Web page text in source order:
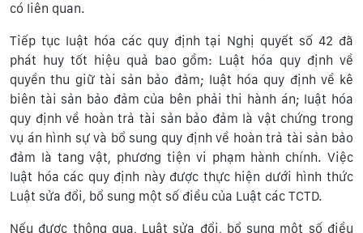
có liên quan.
Tiếp tục luật hóa các quy định tại Nghị quyết số 42 đã
phát huy tốt hiệu quả bao gồm: Luật hóa quy định về
quyền thu giữ tài sản bảo đảm; luật hóa quy định về kê
biên tài sản bảo đảm của bên phải thi hành án; luật hóa
quy định về hoàn trả tài sản bảo đảm là vật chứng trong
vụ án hình sự và bổ sung quy định về hoàn trả tài sản bảo
đảm là tang vật, phương tiện vi phạm hành chính. Việc
luật hóa các quy định này được thực hiện dưới hình thức
Luật sửa đổi, bổ sung một số điều của Luật các TCTD.
Nếu được thông qua, Luật sửa đổi, bổ sung một số điều